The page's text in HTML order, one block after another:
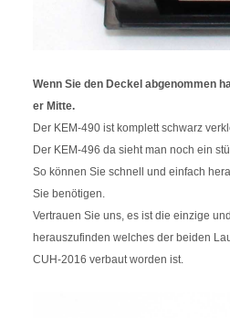
Wenn Sie den Deckel abgenommen
er Mitte.
Der KEM-490 ist komplett schwarz
Der KEM-496 da sieht man noch ein
So können Sie schnell und einfach
Sie benötigen.
Vertrauen Sie uns, es ist die einzige
herauszufinden welches der beiden
CUH-2016 verbaut worden ist.